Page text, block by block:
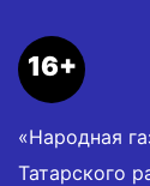
16+
«Народная
Татарского